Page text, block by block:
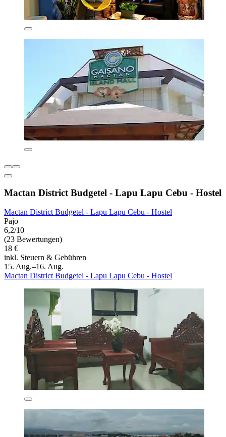
Mactan District Budgetel - Lapu Lapu Cebu - Hostel
Mactan District Budgetel - Lapu Lapu Cebu - Hostel
Pajo
6,2/10
(23 Bewertungen)
18 €
inkl. Steuern & Gebühren
15. Aug.–16. Aug.
Mactan District Budgetel - Lapu Lapu Cebu - Hostel